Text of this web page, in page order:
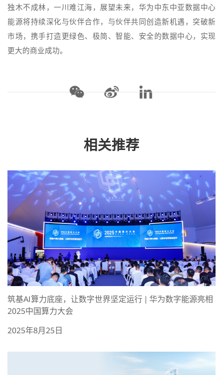
独木不成林，一川难江海，展望未来，华为中东中亚数据中心
能源将持续深化与伙伴合作，与伙伴共同创造新机遇，突破新
市场，携手打造更绿色、极简、智能、安全的数据中心，实现
更大的商业成功。
相关推荐
筑基AI算力底座，让数字世界坚定运行 | 华为数字能源亮相
2025中国算力大会
2025年8月25日